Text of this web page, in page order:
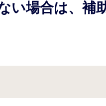
い場合は、補